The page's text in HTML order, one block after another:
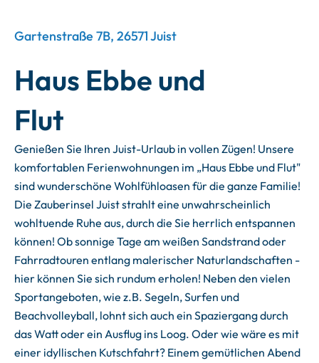
Gartenstraße 7B, 26571 Juist
Haus Ebbe und
Flut
Genießen Sie Ihren Juist-Urlaub in vollen Zügen! Unsere
komfortablen Ferienwohnungen im „Haus Ebbe und Flut"
sind wunderschöne Wohlfühloasen für die ganze Familie!
Die Zauberinsel Juist strahlt eine unwahrscheinlich
wohltuende Ruhe aus, durch die Sie herrlich entspannen
können! Ob sonnige Tage am weißen Sandstrand oder
Fahrradtouren entlang malerischer Naturlandschaften -
hier können Sie sich rundum erholen! Neben den vielen
Sportangeboten, wie z.B. Segeln, Surfen und
Beachvolleyball, lohnt sich auch ein Spaziergang durch
das Watt oder ein Ausflug ins Loog. Oder wie wäre es mit
einer idyllischen Kutschfahrt? Einem gemütlichen Abend